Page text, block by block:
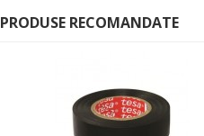
PRODUSE RECOMANDATE